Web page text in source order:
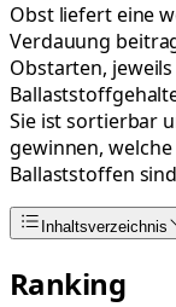
Obst liefert eine
Verdauung
Obstarten,
Sie ist sortierbar
gewinnen,
Ballaststoffen
Inhaltsverzeichnis
Ranking